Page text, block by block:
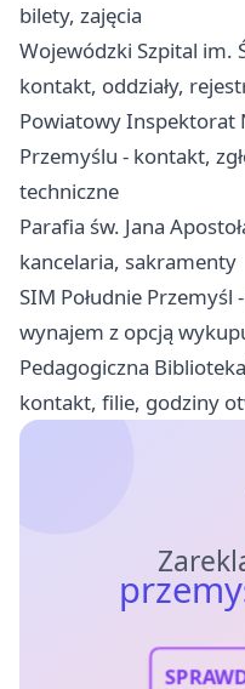
bilety, zajęcia
Wojewódzki Szpital im.
kontakt, oddziały,
Powiatowy Inspektorat
Przemyślu - kontakt,
techniczne
Parafia św. Jana
kancelaria, sakramenty
SIM Południe
wynajem z opcją
Pedagogiczna
kontakt, filie, godziny